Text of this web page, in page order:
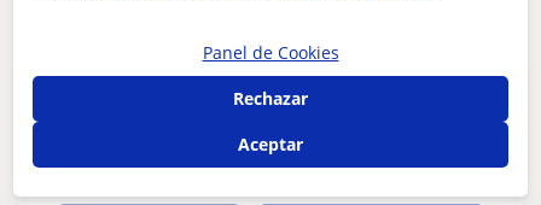
fincas en ejercicio desde hace más de 20
años
Como abogado colegiado he ejercido ante distintas
jurisdicciones ( civil, penal, menores, laboral, mercantil,
Panel de Cookies
Rechazar
Aceptar